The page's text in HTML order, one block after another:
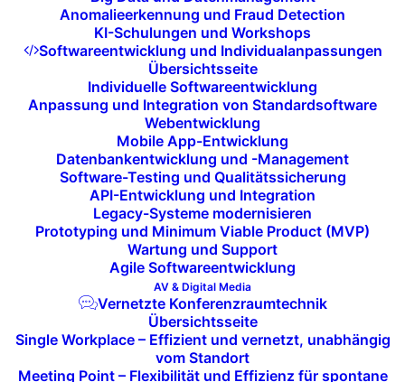
Anomalieerkennung und Fraud Detection
KI-Schulungen und Workshops
Softwareentwicklung und Individualanpassungen
Übersichtsseite
Individuelle Softwareentwicklung
Anpassung und Integration von Standardsoftware
Webentwicklung
Mobile App-Entwicklung
Datenbankentwicklung und -Management
Software-Testing und Qualitätssicherung
API-Entwicklung und Integration
Legacy-Systeme modernisieren
Prototyping und Minimum Viable Product (MVP)
Wartung und Support
Agile Softwareentwicklung
AV & Digital Media
Vernetzte Konferenzraumtechnik
Übersichtsseite
Single Workplace – Effizient und vernetzt, unabhängig
vom Standort
Meeting Point – Flexibilität und Effizienz für spontane
Minimierung von Ausfallzeiten:
Mit einem soliden Disaster-Recovery-Plan und
redundanten Systemen bleibt Ihr Unternehmen auch
bei Sicherheitsvorfällen oder IT-Ausfällen
betriebsfähig.
Schnelle Wiederherstellung:
Unsere Lösungen gewährleisten, dass Ihre IT-
Systeme nach einem Ausfall oder Angriff schnell
wiederhergestellt werden.
Schutz kritischer Daten und
Systeme: